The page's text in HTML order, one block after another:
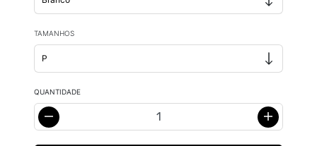
TAMANHOS
QUANTIDADE